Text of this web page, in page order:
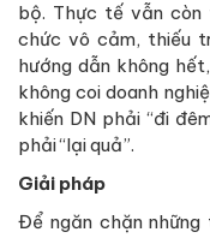
bộ. Thực tế vẫn
chức vô cảm, thiếu
hướng dẫn không
không coi doanh
khiến DN phải “đi
phải “lại quả”.
Giải pháp
Để ngăn chặn